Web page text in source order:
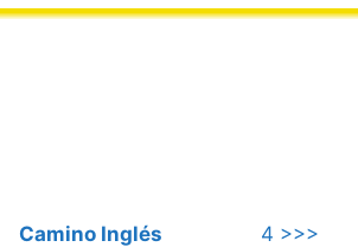
Camino Inglés 4 >>>